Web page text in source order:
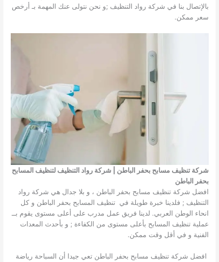
بالإتصال بنا في شركة رواد التنظيف ;و نحن نتولى عنك المهمة بـ أرخص
سعر ممكن.
شركة تنظيف مسابح بحفر الباطن | شركة رواد التنظيف لتنظيف المسابح
بحفر الباطن
افضل شركة تنظيف مسابح بحفر الباطن ، و بلا جدال هي شركة رواد
التنظيف ; فلدينا خبرة طويلة في تنظيف المسابح بحفر الباطن و كل
انحاء الوطن العربي. لدينا فريق عمل مدرب على أعلى مستوى يقوم بــ
عملية تنظيف المسابح بأعلى مستوى من الكفاءة ; و بأحدث المعدات
الفنية و في أقل وقت ممكن.
افضل شركة تنظيف مسابح بحفر الباطن تعي جيدا أن السباحة رياضة